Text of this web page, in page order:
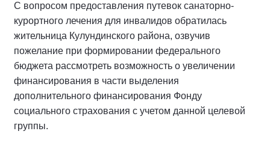
С вопросом предоставления путевок санаторно-
курортного лечения для инвалидов обратилась
жительница Кулундинского района, озвучив
пожелание при формировании федерального
бюджета рассмотреть возможность о увеличении
финансирования в части выделения
дополнительного финансирования Фонду
социального страхования с учетом данной целевой
группы.